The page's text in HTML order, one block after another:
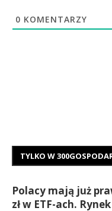
0 KOMENTARZY
TYLKO W
Polacy mają już
zł w ETF-ach.